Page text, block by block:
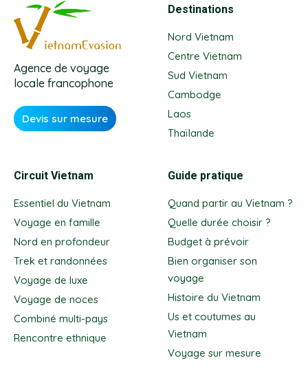
Agence de voyage
locale francophone
Devis sur mesure
Destinations
Nord Vietnam
Centre Vietnam
Sud Vietnam
Cambodge
Laos
Thaïlande
Circuit Vietnam
Essentiel du Vietnam
Voyage en famille
Nord en profondeur
Trek et randonnées
Voyage de luxe
Voyage de noces
Combiné multi-pays
Rencontre ethnique
Guide pratique
Quand partir au Vietnam ?
Quelle durée choisir ?
Budget à prévoir
Bien organiser son
voyage
Histoire du Vietnam
Us et coutumes au
Vietnam
Voyage sur mesure